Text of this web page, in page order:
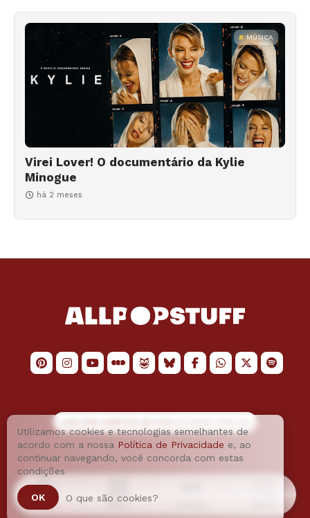
MÚSICA
Virei Lover! O documentário da Kylie
Minogue
há 2 meses
Utilizamos cookies e tecnologias semelhantes de
acordo com a nossa Política de Privacidade e, ao
continuar navegando, você concorda com estas
condições
OK O que são cookies?
Home